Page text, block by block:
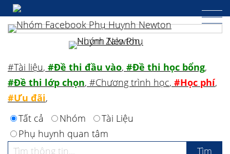
#Tài liệu, #Đề thi đầu vào, #Đề thi học bổng,
#Đề thi lớp chọn, #Chương trình học, #Học phí,
#Ưu đãi,
Tất cả
Nhóm
Tài Liệu
Phụ huynh quan tâm